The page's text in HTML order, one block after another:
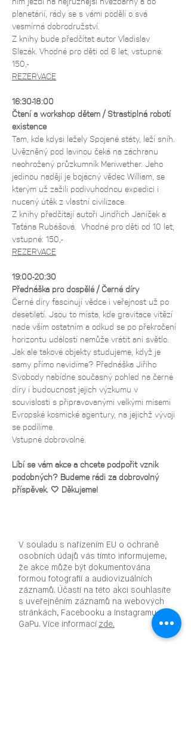
ním jezdí na nejrůznější hvězdárny a do
planetárií, rády se s vámi podělí o svá
vesmírná dobrodružství.
Z knihy bude předčítat autor Vladislav
Slezák. Vhodné pro děti od 6 let, vstupné:
150,-
REZERVACE
16:30-18:00
Čtení a workshop dětem / Strastiplná robotí
existence
Tam, kde kdysi ležely Spojené státy, leží sníh.
Uvězněný pod lavinou čeká na záchranu
neohrožený průzkumník Meriwether. Jeho
jedinou nadějí je bojácný vědec William, se
kterým už zažili podivuhodnou expedici i
nucený útěk z vlastní civilizace.
Z knihy předčítají autoři Jindřich Janíček a
Taťána Rubášová.  Vhodné pro děti od 10 let,
vstupné: 150,-
REZERVACE
19:00-20:30
Přednáška pro dospělé / Černé díry
Černé díry fascinují vědce i veřejnost už po
desetiletí. Jsou to místa, kde gravitace vítězí
nade vším ostatním a odkud se po překročení
horizontu událostí nemůže vrátit ani světlo.
Jak ale takové objekty studujeme, když je
samy přímo nevidíme? Přednáška Jiřího
Svobody nabídne současný pohled na černé
díry i budoucnost jejich výzkumu v
souvislosti s připravovanými velkými misemi
Evropské kosmické agentury, na jejichž vývoji
se podílíme.
Vstupné dobrovolné.
Líbí se vám akce a chcete podpořit vznik
podobných? Budeme rádi za dobrovolný
příspěvek. 🤍 Děkujeme!
V souladu s nařízením EU o ochraně
osobních údajů vás tímto informujeme,
že akce může být dokumentována
formou fotografií a audiovizuálních
záznamů. Účastí na této akci souhlasíte
s uveřejněním záznamů na webových
stránkách, Facebooku a Instagramu
GaPu. Více informací zde.